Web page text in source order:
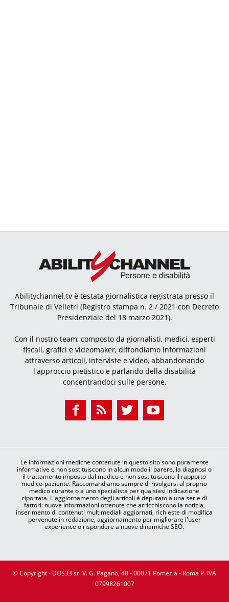
Abilitychannel.tv è testata giornalistica registrata presso il
Tribunale di Velletri (Registro stampa n. 2 / 2021 con Decreto
Presidenziale del 18 marzo 2021).
Con il nostro team, composto da giornalisti, medici, esperti
fiscali, grafici e videomaker, diffondiamo informazioni
attraverso articoli, interviste e video, abbandonando
l'approccio pietistico e parlando della disabilità
concentrandoci sulle persone.
Le informazioni mediche contenute in questo sito sono puramente
informative e non sostituiscono in alcun modo il parere, la diagnosi o
il trattamento imposto dal medico e non sostituiscono il rapporto
medico-paziente. Raccomandiamo sempre di rivolgersi al proprio
medico curante o a uno specialista per qualsiasi indicazione
riportata. L'aggiornamento degli articoli è deputato a una serie di
fattori: nuove informazioni ottenute che arricchiscono la notizia,
inserimento di contenuti multimediali aggiornati, richieste di modifica
pervenute in redazione, aggiornamento per migliorare l'user
experience o rispondere a nuove dinamiche SEO.
© Copyright - DOS33 srl V. G. Pagano, 40 - 00071 Pomezia - Roma P. IVA
07998261007